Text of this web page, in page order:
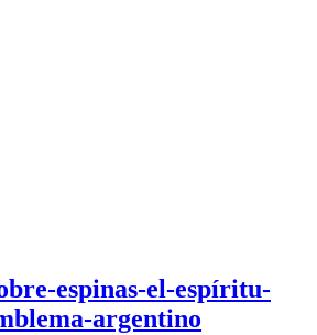
espinas-el-espíritu-
argentino